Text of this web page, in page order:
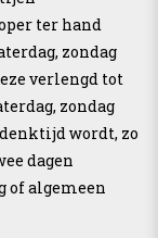
ter hand
zondag
verlengd tot
zondag
wordt, zo
dagen
of algemeen